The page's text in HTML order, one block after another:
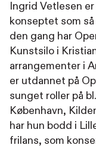
Ingrid Vetlesen
konseptet som
den gang har
Kunstsilo i
arrangementer i
er utdannet på
sunget roller på
København,
har hun bodd i
frilans, som